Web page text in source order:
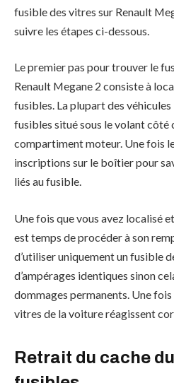
fusible des vitres sur Renault
suivre les étapes ci-dessous.
Le premier pas pour trouver le
Renault Megane 2 consiste à
fusibles. La plupart des
fusibles situé sous le volant côté
compartiment moteur. Une fois
inscriptions sur le boîtier pour
liés au fusible.
Une fois que vous avez localisé
est temps de procéder à son
d’utiliser uniquement un fusible
d’ampérages identiques sinon
dommages permanents. Une
vitres de la voiture réagissent
Retrait du cache